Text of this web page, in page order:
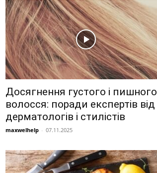
Досягнення густого і пишного
волосся: поради експертів від
дерматологів і стилістів
maxwelhelp - 07.11.2025